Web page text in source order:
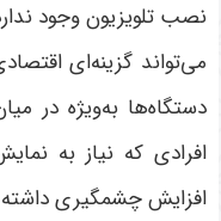
نصب تلویزیون وجود
می‌تواند گزینه‌ای
دستگاه‌ها به‌ویژه در
افرادی که نیاز به
افزایش چشمگیری